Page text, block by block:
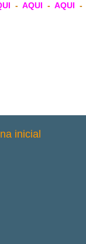
- AQUI - AQUI -
inicial